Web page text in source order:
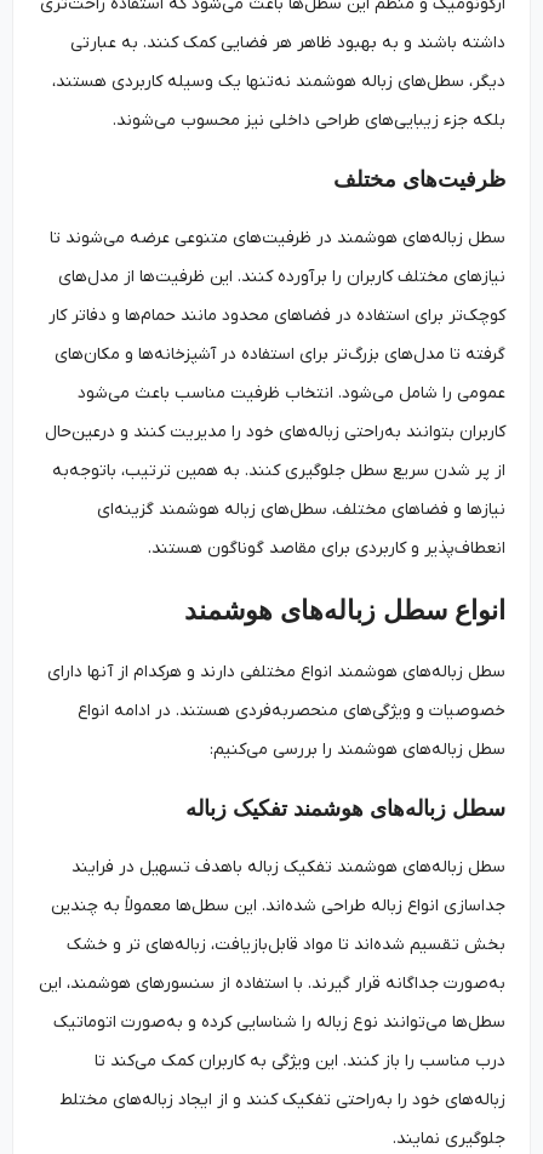
داشته باشند و به بهبود ظاهر هر فضایی کمک کنند. به عبارتی
دیگر، سطل‌های زباله هوشمند نه‌تنها یک وسیله کاربردی هستند،
بلکه جزء زیبایی‌های طراحی داخلی نیز محسوب می‌شوند.
ظرفیت‌های مختلف
سطل زباله‌های هوشمند در ظرفیت‌های متنوعی عرضه می‌شوند تا
نیازهای مختلف کاربران را برآورده کنند. این ظرفیت‌ها از مدل‌های
کوچک‌تر برای استفاده در فضاهای محدود مانند حمام‌ها و دفاتر کار
گرفته تا مدل‌های بزرگ‌تر برای استفاده در آشپزخانه‌ها و مکان‌های
عمومی را شامل می‌شود. انتخاب ظرفیت مناسب باعث می‌شود
کاربران بتوانند به‌راحتی زباله‌های خود را مدیریت کنند و درعین‌حال
از پر شدن سریع سطل جلوگیری کنند. به همین ترتیب، باتوجه‌به
نیازها و فضاهای مختلف، سطل‌های زباله هوشمند گزینه‌ای
انعطاف‌پذیر و کاربردی برای مقاصد گوناگون هستند.
انواع سطل زباله‌های هوشمند
سطل زباله‌های هوشمند انواع مختلفی دارند و هرکدام از آنها دارای
خصوصیات و ویژگی‌های منحصربه‌فردی هستند. در ادامه انواع
سطل زباله‌های هوشمند را بررسی می‌کنیم:
سطل زباله‌های هوشمند تفکیک زباله
سطل زباله‌های هوشمند تفکیک زباله باهدف تسهیل در فرایند
جداسازی انواع زباله طراحی شده‌اند. این سطل‌ها معمولاً به چندین
بخش تقسیم شده‌اند تا مواد قابل‌بازیافت، زباله‌های تر و خشک
به‌صورت جداگانه قرار گیرند. با استفاده از سنسورهای هوشمند، این
سطل‌ها می‌توانند نوع زباله را شناسایی کرده و به‌صورت اتوماتیک
درب مناسب را باز کنند. این ویژگی به کاربران کمک می‌کند تا
زباله‌های خود را به‌راحتی تفکیک کنند و از ایجاد زباله‌های مختلط
جلوگیری نمایند.